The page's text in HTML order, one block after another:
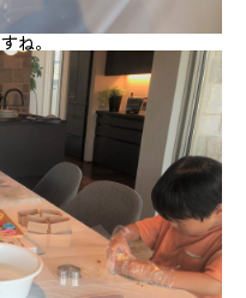
ね。